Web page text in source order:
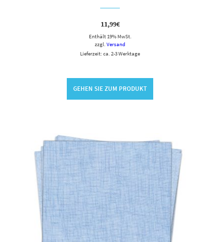
11,99€
Enthält 19% MwSt.
zzgl. Versand
Lieferzeit: ca. 2-3 Werktage
GEHEN SIE ZUM PRODUKT